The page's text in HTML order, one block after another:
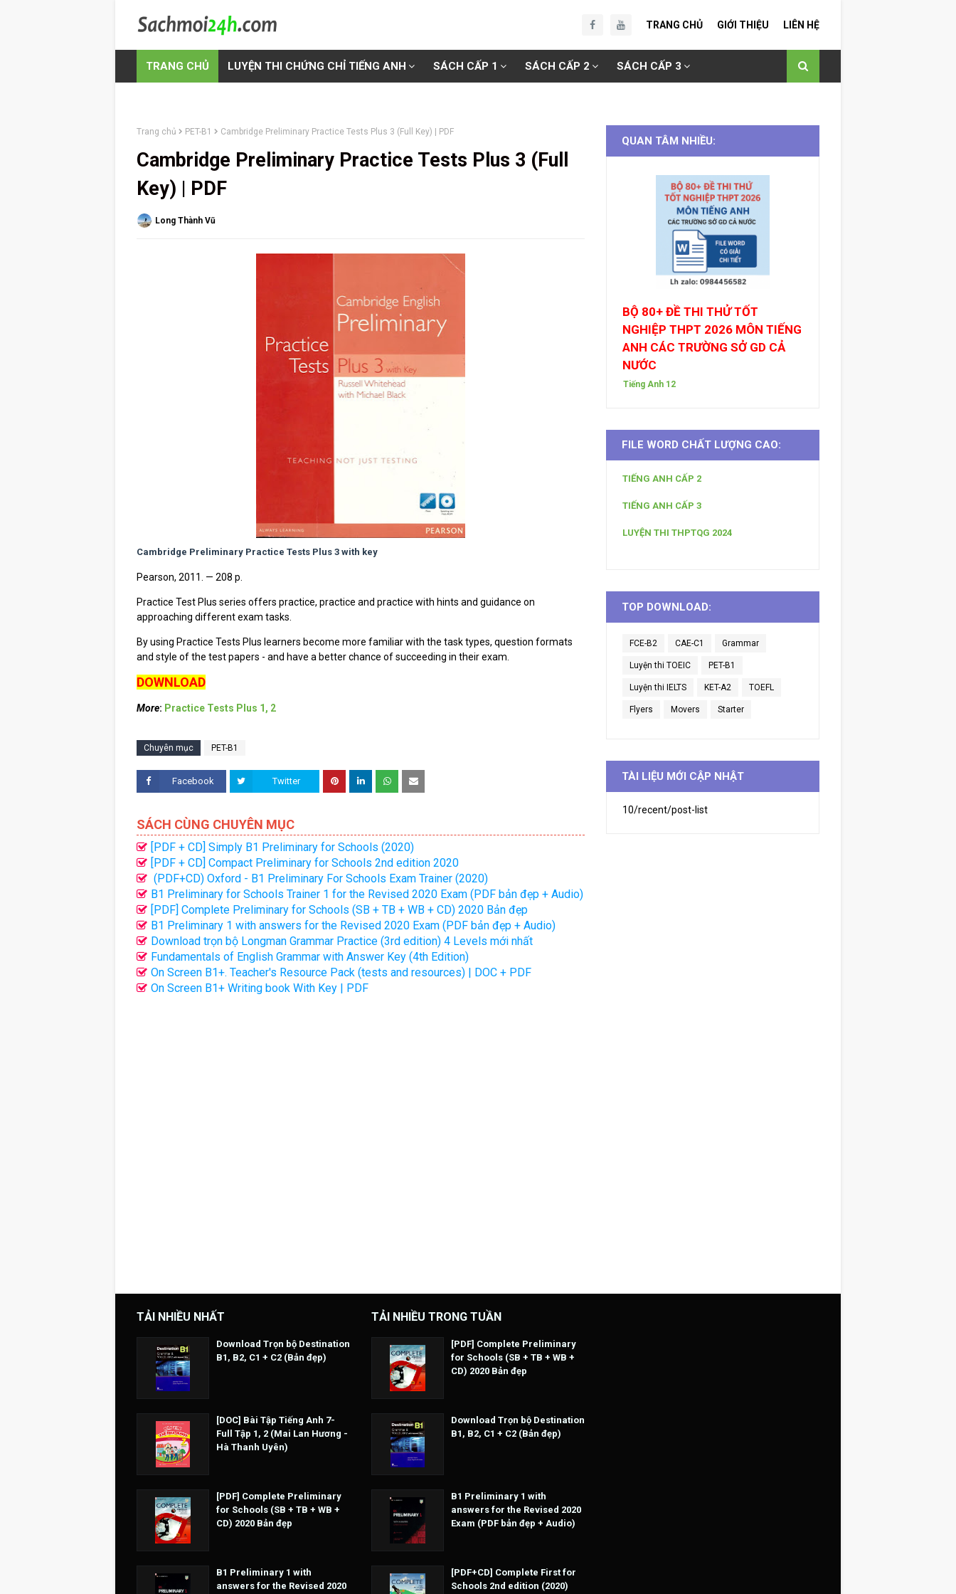
TRANG CHỦ GIỚI THIỆU LIÊN HỆ
TRANG CHỦ LUYỆN THI CHỨNG CHỈ TIẾNG ANH SÁCH CẤP 1 SÁCH CẤP 2 SÁCH CẤP 3
Trang chủ PET-B1 Cambridge Preliminary Practice Tests Plus 3 (Full Key) | PDF
Cambridge Preliminary Practice Tests Plus 3 (Full
Key) | PDF
Long Thành Vũ
Cambridge Preliminary Practice Tests Plus 3 with key
Pearson, 2011. — 208 p.
Practice Test Plus series offers practice, practice and practice with hints and guidance on
approaching different exam tasks.
By using Practice Tests Plus learners become more familiar with the task types, question formats
and style of the test papers - and have a better chance of succeeding in their exam.
DOWNLOAD
More: Practice Tests Plus 1, 2
Chuyên mục PET-B1
Facebook Twitter
SÁCH CÙNG CHUYÊN MỤC
[PDF + CD] Simply B1 Preliminary for Schools (2020)
[PDF + CD] Compact Preliminary for Schools 2nd edition 2020
(PDF+CD) Oxford - B1 Preliminary For Schools Exam Trainer (2020)
B1 Preliminary for Schools Trainer 1 for the Revised 2020 Exam (PDF bản đẹp + Audio)
[PDF] Complete Preliminary for Schools (SB + TB + WB + CD) 2020 Bản đẹp
B1 Preliminary 1 with answers for the Revised 2020 Exam (PDF bản đẹp + Audio)
Download trọn bộ Longman Grammar Practice (3rd edition) 4 Levels mới nhất
Fundamentals of English Grammar with Answer Key (4th Edition)
On Screen B1+. Teacher's Resource Pack (tests and resources) | DOC + PDF
On Screen B1+ Writing book With Key | PDF
QUAN TÂM NHIỀU:
BỘ 80+ ĐỀ THI THỬ TỐT
NGHIỆP THPT 2026 MÔN TIẾNG
ANH CÁC TRƯỜNG SỞ GD CẢ
NƯỚC
Tiếng Anh 12
FILE WORD CHẤT LƯỢNG CAO:
TIẾNG ANH CẤP 2
TIẾNG ANH CẤP 3
LUYỆN THI THPTQG 2024
TOP DOWNLOAD:
FCE-B2 CAE-C1 Grammar
Luyện thi TOEIC PET-B1
Luyện thi IELTS KET-A2 TOEFL
Flyers Movers Starter
TÀI LIỆU MỚI CẬP NHẬT
10/recent/post-list
TẢI NHIỀU NHẤT
Download Trọn bộ Destination
B1, B2, C1 + C2 (Bản đẹp)
[DOC] Bài Tập Tiếng Anh 7-
Full Tập 1, 2 (Mai Lan Hương -
Hà Thanh Uyên)
[PDF] Complete Preliminary
for Schools (SB + TB + WB +
CD) 2020 Bản đẹp
B1 Preliminary 1 with
answers for the Revised 2020
TẢI NHIỀU TRONG TUẦN
[PDF] Complete Preliminary
for Schools (SB + TB + WB +
CD) 2020 Bản đẹp
Download Trọn bộ Destination
B1, B2, C1 + C2 (Bản đẹp)
B1 Preliminary 1 with
answers for the Revised 2020
Exam (PDF bản đẹp + Audio)
[PDF+CD] Complete First for
Schools 2nd edition (2020)